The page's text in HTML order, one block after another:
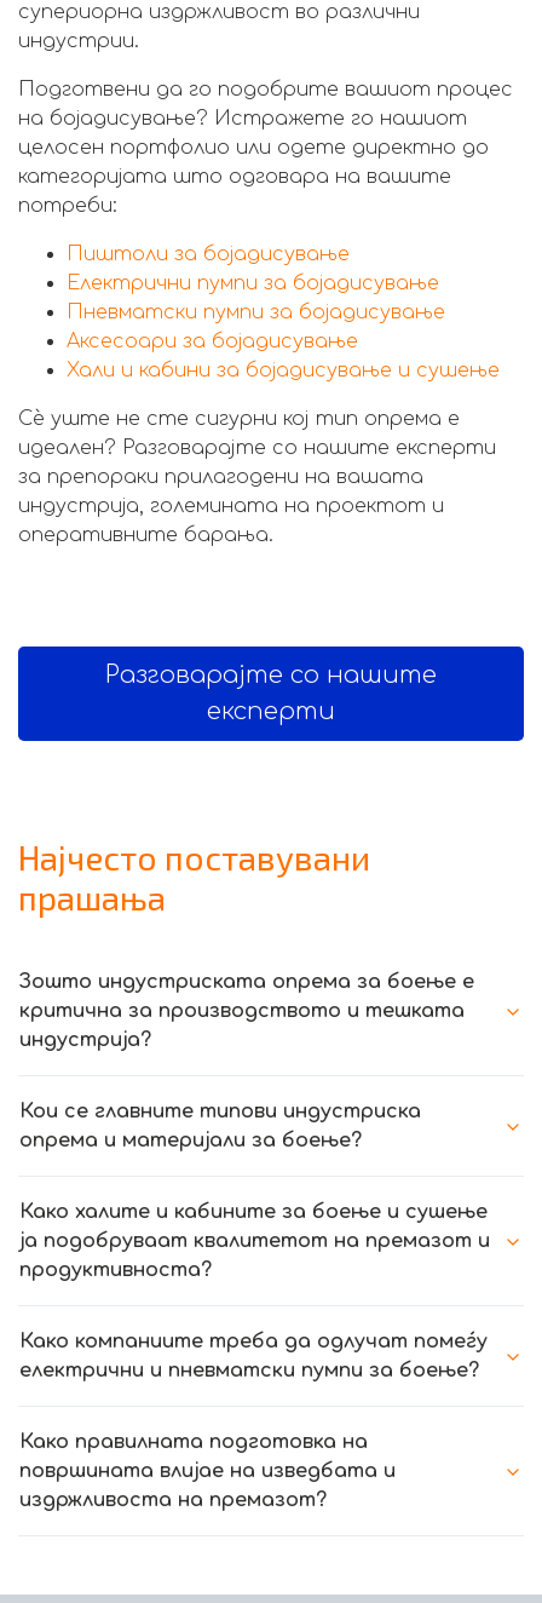
супериорна издржливост во различни
индустрии.
Подготвени да го подобрите вашиот процес
на бојадисување? Истражете го нашиот
целосен портфолио или одете директно до
категоријата што одговара на вашите
потреби:
Пиштоли за бојадисување
Електрични пумпи за бојадисување
Пневматски пумпи за бојадисување
Аксесоари за бојадисување
Хали и кабини за бојадисување и сушење
Сè уште не сте сигурни кој тип опрема е
идеален? Разговарајте со нашите експерти
за препораки прилагодени на вашата
индустрија, големината на проектот и
оперативните барања.
Разговарајте со нашите
експерти
Најчесто поставувани
прашања
Зошто индустриската опрема за боење е
критична за производството и тешката
индустрија?
Кои се главните типови индустриска
опрема и материјали за боење?
Како халите и кабините за боење и сушење
ја подобруваат квалитетот на премазот и
продуктивноста?
Како компаниите треба да одлучат помеѓу
електрични и пневматски пумпи за боење?
Како правилната подготовка на
површината влијае на изведбата и
издржливоста на премазот?